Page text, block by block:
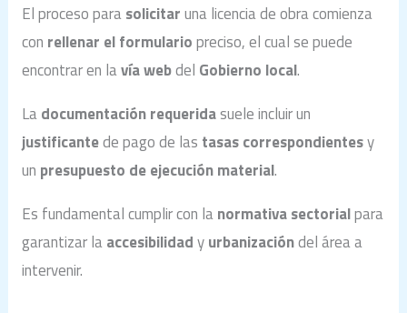
El proceso parasolicitaruna licencia de obra comienza
con rellenar el formulariopreciso, el cual se puede
encontrar en lavía webdel Gobierno local.
Ladocumentación requeridasuele incluir un
justificantede pago de las tasas correspondientesy
un presupuesto de ejecución material.
Es fundamental cumplir con lanormativa sectorialpara
garantizar laaccesibilidadyurbanizacióndel área a
intervenir.